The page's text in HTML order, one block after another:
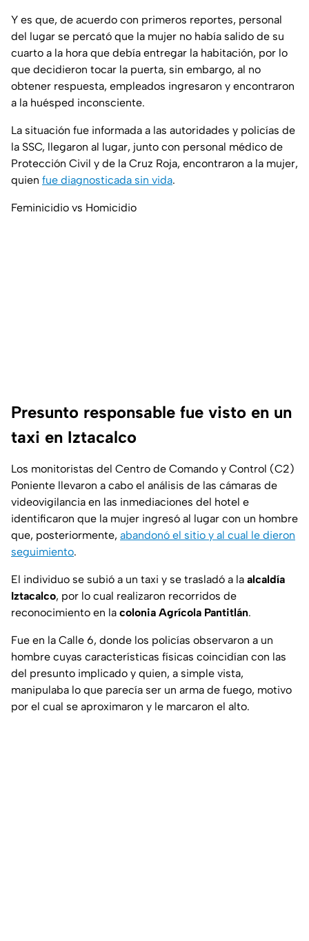
Y es que, de acuerdo con primeros reportes, personal
del lugar se percató que la mujer no había salido de su
cuarto a la hora que debía entregar la habitación, por lo
que decidieron tocar la puerta, sin embargo, al no
obtener respuesta, empleados ingresaron y encontraron
a la huésped inconsciente.
La situación fue informada a las autoridades y policías de
la SSC, llegaron al lugar, junto con personal médico de
Protección Civil y de la Cruz Roja, encontraron a la mujer,
quien fue diagnosticada sin vida.
Feminicidio vs Homicidio
Presunto responsable fue visto en un
taxi en Iztacalco
Los monitoristas del Centro de Comando y Control (C2)
Poniente llevaron a cabo el análisis de las cámaras de
videovigilancia en las inmediaciones del hotel e
identificaron que la mujer ingresó al lugar con un hombre
que, posteriormente, abandonó el sitio y al cual le dieron
seguimiento.
El individuo se subió a un taxi y se trasladó a la alcaldía
Iztacalco, por lo cual realizaron recorridos de
reconocimiento en la colonia Agrícola Pantitlán.
Fue en la Calle 6, donde los policías observaron a un
hombre cuyas características físicas coincidían con las
del presunto implicado y quien, a simple vista,
manipulaba lo que parecía ser un arma de fuego, motivo
por el cual se aproximaron y le marcaron el alto.